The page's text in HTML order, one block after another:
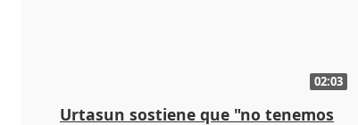
02:03
Urtasun sostiene que "no tenemos